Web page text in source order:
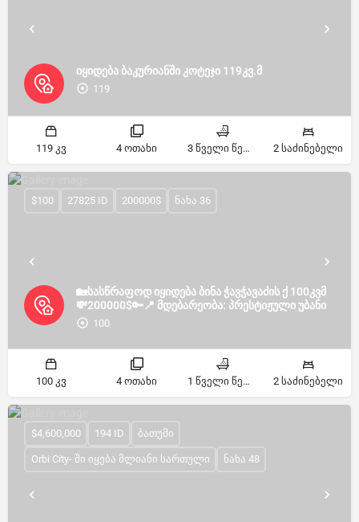
იყიდება ბაკურიანში კოტეჯი 119კვ.მ
119
119 კვ 4 ოთახი 3 წველი წერტილი 2 საძინებელი
🏡სასწრაფოდ იყიდება ბინა ჭავჭავაძის ქ 100კვმ
💸200000$🔑📍 მდებარეობა: პრესტიჟული უბანი
100
$100 27825 ID 200000$ ნახა 36
100 კვ 4 ოთახი 1 წველი წერტილი 2 საძინებელი
$4,600,000 194 ID ბათუმი
Orbi City- ში იყება მლიანი სართული ნახა 48